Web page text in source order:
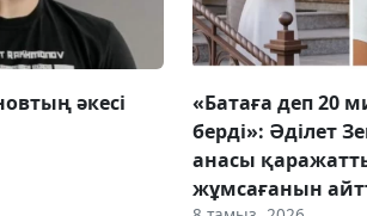
әкесі
«Батаға деп 20
берді»: Әділет
анасы
жұмсағанын